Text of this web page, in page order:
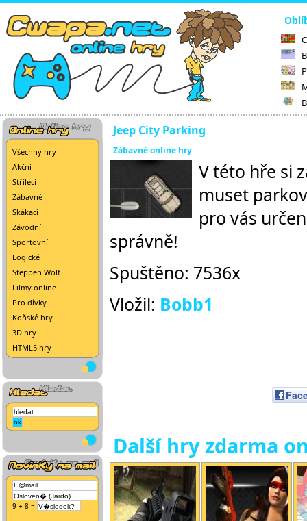
Všechny hry
Akční
Střílecí
Zábavné
Skákací
Závodní
Sportovní
Logické
Steppen Wolf
Filmy online
Pro dívky
Koňské hry
3D hry
HTML5 hry
9 + 8 =
Jeep City Parking
Zábavné online hry
V této hře si
muset
pro vás
správně!
Spuštěno: 7536x
Vložil: Bobb1
Další hry zdarma